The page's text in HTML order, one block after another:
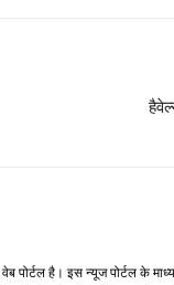
है। इस न्यूज पोर्टल के